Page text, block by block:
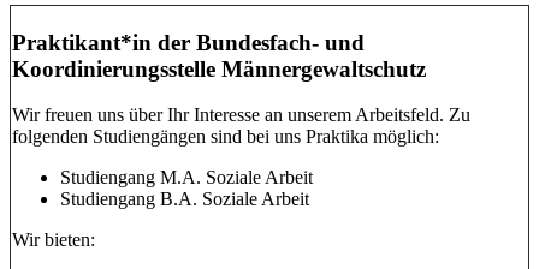
Praktikant*in der Bundesfach- und
Koordinierungsstelle Männergewaltschutz
Wir freuen uns über Ihr Interesse an unserem Arbeitsfeld. Zu
folgenden Studiengängen sind bei uns Praktika möglich:
Studiengang M.A. Soziale Arbeit
Studiengang B.A. Soziale Arbeit
Wir bieten: